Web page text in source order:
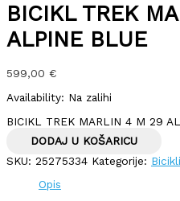
BICIKL TREK
ALPINE BLUE
599,00 €
Availability: Na zalihi
BICIKL TREK MARLIN 4 M 29
DODAJ U KOŠARICU
SKU: 25275334 Kategorije: Bicikli
Opis